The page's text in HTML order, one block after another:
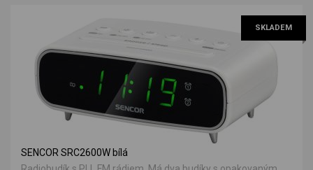
SKLADEM
SENCOR SRC2600W bílá